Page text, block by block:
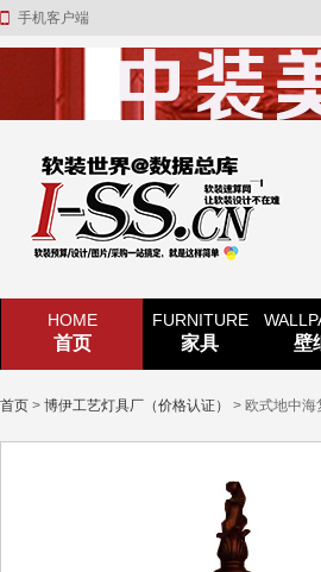
手机客户端
HOME
首页
FURNITURE
家具 壁
首页 > 博伊工艺灯具厂（价格认证） > 欧式地中海